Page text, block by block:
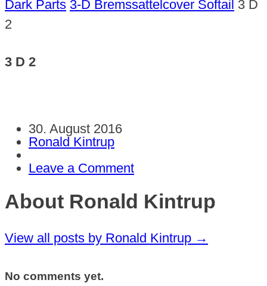
Dark Parts 3-D Bremssattelcover Softail 3 D
2
3 D 2
30. August 2016
Ronald Kintrup
Leave a Comment
About Ronald Kintrup
View all posts by Ronald Kintrup →
No comments yet.